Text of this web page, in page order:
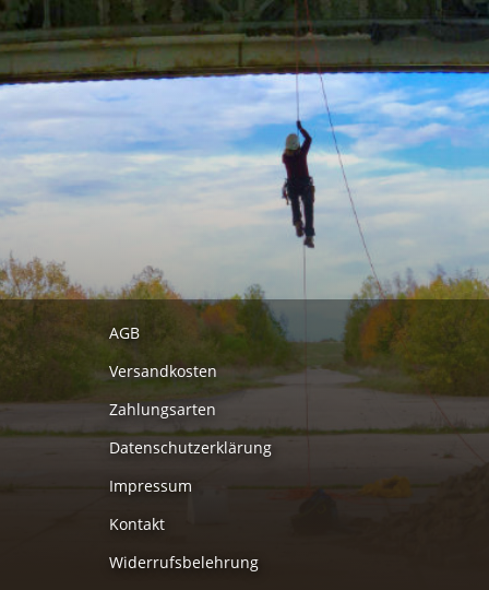
AGB
Versandkosten
Zahlungsarten
Datenschutzerklärung
Impressum
Kontakt
Widerrufsbelehrung